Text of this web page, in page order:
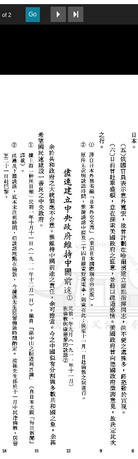
of 2 Go
Next Image